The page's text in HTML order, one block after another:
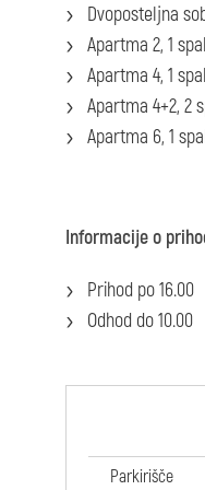
Dvoposteljna
Apartma 2, 1
Apartma 4, 1
Apartma 4+2, 2
Apartma 6, 1
Informacije o
Prihod po 16.00
Odhod do 10.00
Parkirišče